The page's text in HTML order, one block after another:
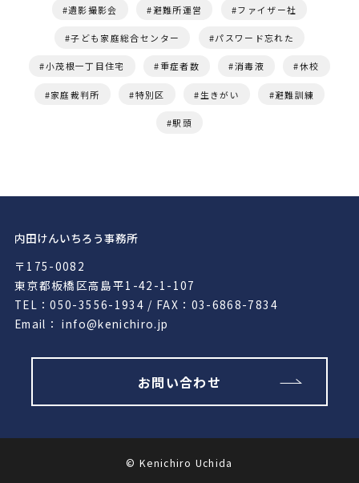
遺影撮影会 避難所運営 ファイザー社
子ども家庭総合センター パスワード忘れた
小茂根一丁目住宅 重症者数 消毒液 休校
家庭裁判所 特別区 生きがい 避難訓練
駅頭
内田けんいちろう事務所
〒175-0082
東京都板橋区高島平1-42-1-107
TEL：050-3556-1934 / FAX：03-6868-7834
Email： info@kenichiro.jp
お問い合わせ
© Kenichiro Uchida